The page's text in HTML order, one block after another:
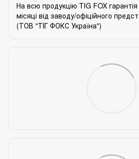
На всю продукцію TIG FOX
місяці від заводу/офіційного
(ТОВ "ТІГ ФОКС Україна")